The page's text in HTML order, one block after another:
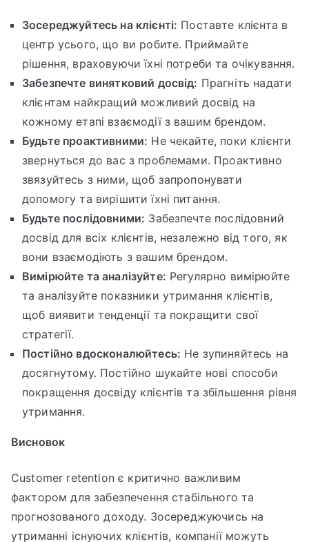
Зосереджуйтесь на клієнті: Поставте клієнта в
центр усього, що ви робите. Приймайте
рішення, враховуючи їхні потреби та очікування.
Забезпечте винятковий досвід: Прагніть надати
клієнтам найкращий можливий досвід на
кожному етапі взаємодії з вашим брендом.
Будьте проактивними: Не чекайте, поки клієнти
звернуться до вас з проблемами. Проактивно
звязуйтесь з ними, щоб запропонувати
допомогу та вирішити їхні питання.
Будьте послідовними: Забезпечте послідовний
досвід для всіх клієнтів, незалежно від того, як
вони взаємодіють з вашим брендом.
Вимірюйте та аналізуйте: Регулярно вимірюйте
та аналізуйте показники утримання клієнтів,
щоб виявити тенденції та покращити свої
стратегії.
Постійно вдосконалюйтесь: Не зупиняйтесь на
досягнутому. Постійно шукайте нові способи
покращення досвіду клієнтів та збільшення рівня
утримання.
Висновок
Customer retention є критично важливим
фактором для забезпечення стабільного та
прогнозованого доходу. Зосереджуючись на
утриманні існуючих клієнтів, компанії можуть